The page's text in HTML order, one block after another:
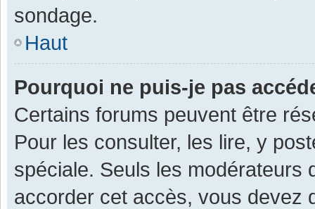
sondage.
Haut
Pourquoi ne puis-je pas
Certains forums peuvent être
Pour les consulter, les lire, y
spéciale. Seuls les modérateurs
accorder cet accès, vous devez